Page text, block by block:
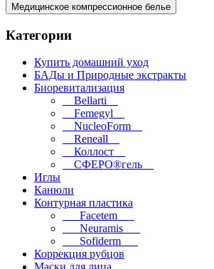
Медицинское компрессионное белье
Категории
Купить домашний уход
БАДы и Природные экстракты
Биоревитализация
__Bellarti__
__Femegyl__
__NucleoForm__
__Reneall__
__Коллост__
__СФЕРО®гель__
Иглы
Канюли
Контурная пластика
___Facetem___
___Neuramis___
___Sofiderm___
Коррекция рубцов